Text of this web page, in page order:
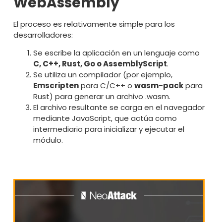
El proceso es relativamente simple para los
desarrolladores:
Se escribe la aplicación en un lenguaje como
C, C++, Rust, Go o AssemblyScript.
Se utiliza un compilador (por ejemplo,
Emscriptenpara C/C++ o wasm-packpara
Rust) para generar un archivo .wasm.
El archivo resultante se carga en el navegador
mediante JavaScript, que actúa como
intermediario para inicializar y ejecutar el
módulo.